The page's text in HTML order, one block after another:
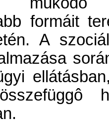
formáit
A